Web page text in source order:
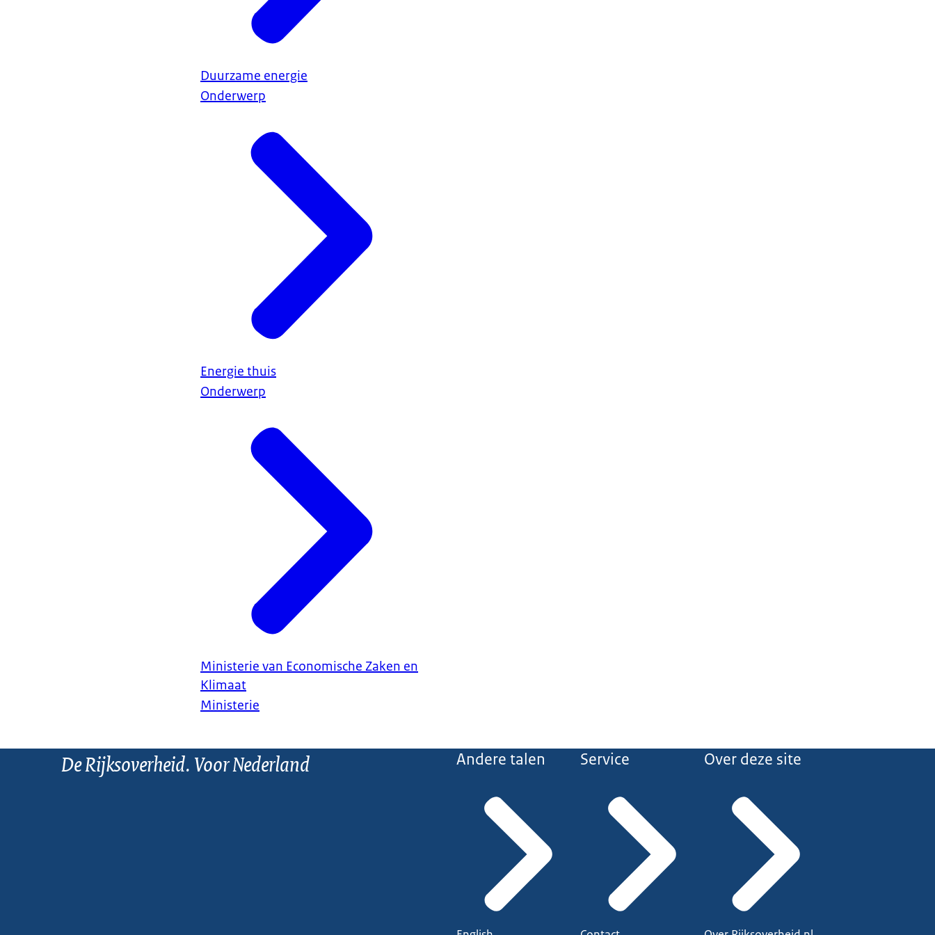
Duurzame energie
Onderwerp
Energie thuis
Onderwerp
Ministerie van Economische Zaken en
Klimaat
Ministerie
De Rijksoverheid. Voor Nederland Andere talen Service Over deze site